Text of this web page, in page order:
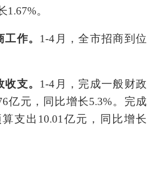
1.67%。
作。 1-4月，全市招商到位
支。 1-4 月， 完成一般财政
亿元， 同比增长5.3%。 完成
支出 10.01亿元， 同比增长